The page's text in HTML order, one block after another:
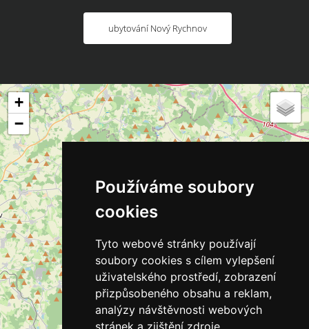
Používáme soubory
cookies
Tyto webové stránky používají
soubory cookies s cílem vylepšení
uživatelského prostředí, zobrazení
přizpůsobeného obsahu a reklam,
analýzy návštěvnosti webových
stránek a zjištění zdroje
ubytování Nový Rychnov
+
−